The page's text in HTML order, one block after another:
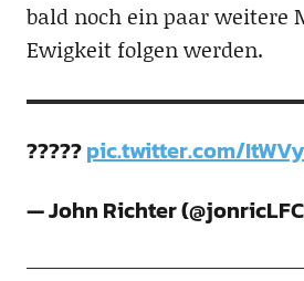
bald noch ein paar weitere
Ewigkeit folgen werden.
?????pic.twitter.com/
— John Richter